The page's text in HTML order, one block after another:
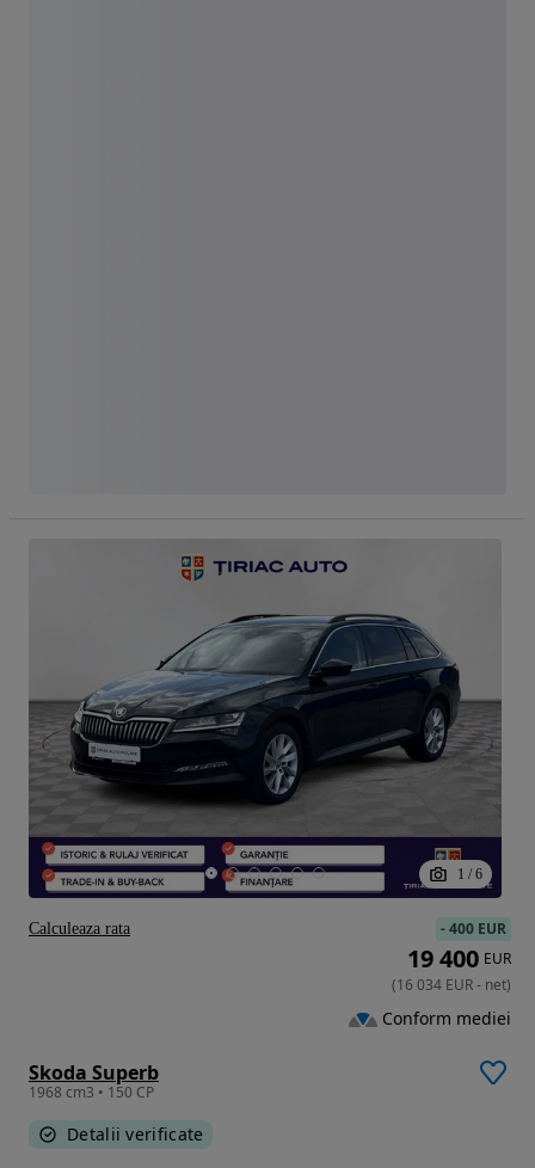
1 / 6
Skoda Superb
1968 cm3 • 150 CP
Detalii verificate
-400 EUR
19 400 EUR
(16 034 EUR- net)
Conform mediei
Calculeaza rata